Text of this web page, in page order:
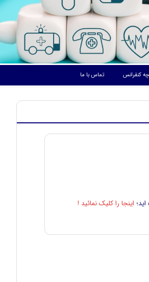
کنفرانس تماس با ما
اینجا را کلیک نمائید !